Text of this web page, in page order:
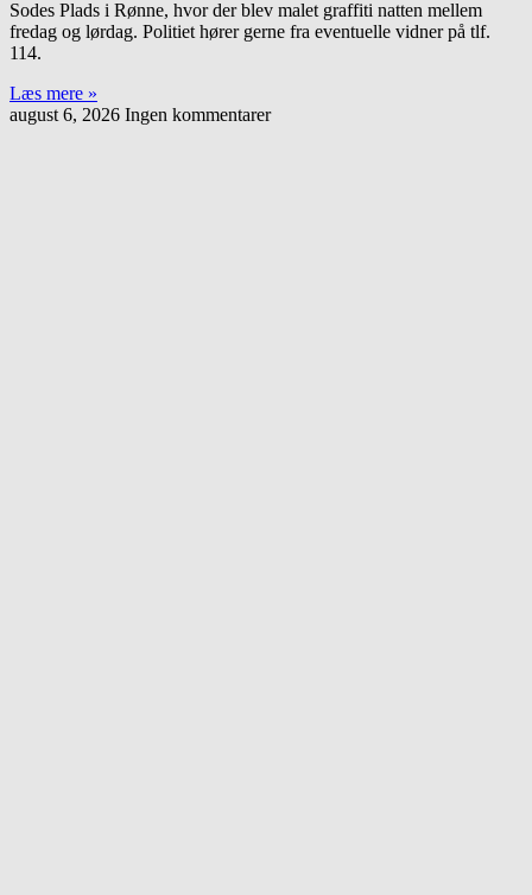
Sodes Plads i Rønne, hvor der blev malet graffiti natten mellem
fredag og lørdag. Politiet hører gerne fra eventuelle vidner på tlf.
114.
Læs mere »
august 6, 2026 Ingen kommentarer